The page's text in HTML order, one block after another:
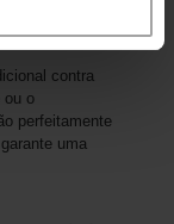
contra
ou o
perfeitamente
uma